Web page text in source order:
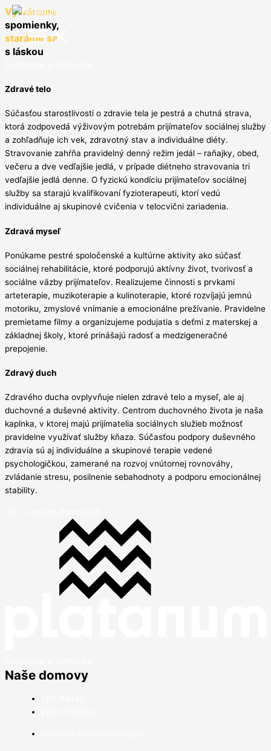
Preskočiť
na
obsah
Vytvárame
spomienky,
staráme sa
s láskou
Zdravé telo
Súčasťou starostlivosti o zdravie tela je pestrá a chutná strava,
ktorá zodpovedá výživovým potrebám prijímateľov sociálnej služby
a zohľadňuje ich vek, zdravotný stav a individuálne diéty.
Stravovanie zahŕňa pravidelný denný režim jedál – raňajky, obed,
večeru a dve vedľajšie jedlá, v prípade diétneho stravovania tri
vedľajšie jedlá denne. O fyzickú kondíciu prijímateľov sociálnej
služby sa starajú kvalifikovaní fyzioterapeuti, ktorí vedú
individuálne aj skupinové cvičenia v telocvični zariadenia.
Zdravá myseľ
Ponúkame pestré spoločenské a kultúrne aktivity ako súčasť
sociálnej rehabilitácie, ktoré podporujú aktívny život, tvorivosť a
sociálne väzby prijímateľov. Realizujeme činnosti s prvkami
arteterapie, muzikoterapie a kulinoterapie, ktoré rozvíjajú jemnú
motoriku, zmyslové vnímanie a emocionálne prežívanie. Pravidelne
premietame filmy a organizujeme podujatia s deťmi z materskej a
základnej školy, ktoré prinášajú radosť a medzigeneračné
prepojenie.
Zdravý duch
Zdravého ducha ovplyvňuje nielen zdravé telo a myseľ, ale aj
duchovné a duševné aktivity. Centrom duchovného života je naša
kaplnka, v ktorej majú prijímatelia sociálnych služieb možnosť
pravidelne využívať služby kňaza. Súčasťou podpory duševného
zdravia sú aj individuálne a skupinové terapie vedené
psychologičkou, zamerané na rozvoj vnútornej rovnováhy,
zvládanie stresu, posilnenie sebahodnoty a podporu emocionálnej
stability.
Naše domovy